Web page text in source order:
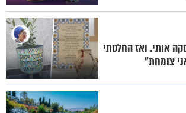
אותי. ואז החלטתי
צומחת"